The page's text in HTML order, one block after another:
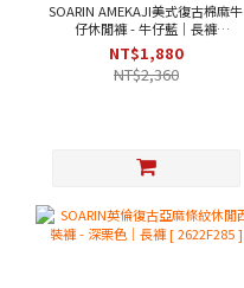
SOARIN AMEKAJI美式復古棉麻牛
仔休閒褲 - 牛仔藍｜長褲
[262TF257]
NT$1,880
NT$2,360